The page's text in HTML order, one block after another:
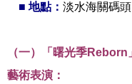
■ 地點： 淡水海關碼
（一）「曙光季Reborn
藝術表演 ：